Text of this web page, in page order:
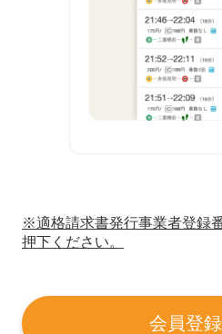
※適格請求書発行事業者登録
押下ください。
会員登